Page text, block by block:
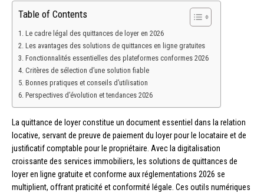
Table of Contents
Le cadre légal des quittances de loyer en 2026
Les avantages des solutions de quittances en ligne gratuites
Fonctionnalités essentielles des plateformes conformes 2026
Critères de sélection d’une solution fiable
Bonnes pratiques et conseils d’utilisation
Perspectives d’évolution et tendances 2026
La quittance de loyer constitue un document essentiel dans la relation
locative, servant de preuve de paiement du loyer pour le locataire et de
justificatif comptable pour le propriétaire. Avec la digitalisation
croissante des services immobiliers, les solutions de quittances de
loyer en ligne gratuite et conforme aux réglementations 2026 se
multiplient, offrant praticité et conformité légale. Ces outils numériques